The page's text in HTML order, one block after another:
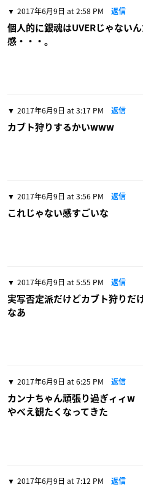
2017年6月9日 at 2:58 PM 返信
個人的に銀魂はUVERじゃない
感・・・。
2017年6月9日 at 3:17 PM 返信
カブト狩りするかいwww
2017年6月9日 at 3:56 PM 返信
これじゃない感すごいな
2017年6月9日 at 5:55 PM 返信
実写否定派だけどカブト狩りだ
なあ
2017年6月9日 at 6:25 PM 返信
カンナちゃん頑張り過ぎィィw
やべえ観たくなってきた
2017年6月9日 at 7:12 PM 返信